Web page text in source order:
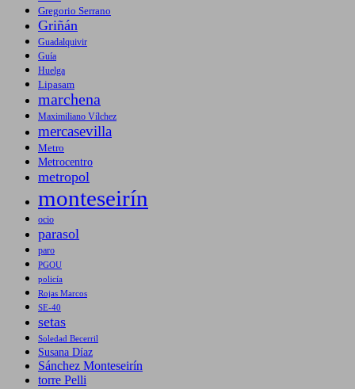
Gregorio Serrano
Griñán
Guadalquivir
Guía
Huelga
Lipasam
marchena
Maximiliano Vílchez
mercasevilla
Metro
Metrocentro
metropol
monteseirín
ocio
parasol
paro
PGOU
policía
Rojas Marcos
SE-40
setas
Soledad Becerril
Susana Díaz
Sánchez Monteseirín
torre Pelli